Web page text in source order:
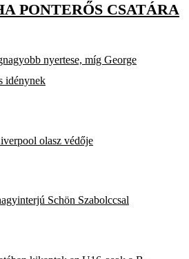
PONTERŐS CSATÁRA
nyertese, míg George
idénynek
olasz védője
Schön Szabolccsal